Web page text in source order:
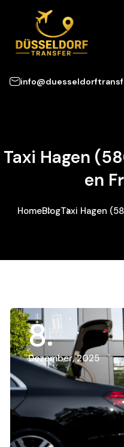
Taxi Hagen
En
HomeBlogTaxi Hagen
8
Dezember, 2025